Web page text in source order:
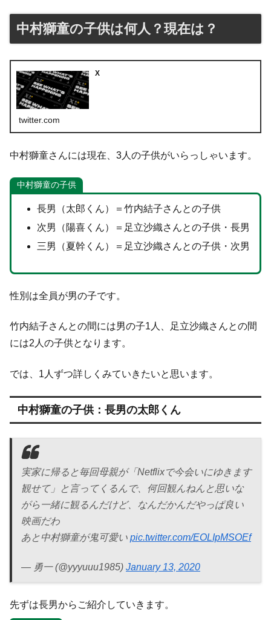
中村獅童の子供は何人？現在は？
X
twitter.com
中村獅童さんには現在、3人の子供がいらっしゃいます。
中村獅童の子供
長男（太郎くん）＝竹内結子さんとの子供
次男（陽喜くん）＝足立沙織さんとの子供・長男
三男（夏幹くん）＝足立沙織さんとの子供・次男
性別は全員が男の子です。
竹内結子さんとの間には男の子1人、足立沙織さんとの間
には2人の子供となります。
では、1人ずつ詳しくみていきたいと思います。
中村獅童の子供：長男の太郎くん
実家に帰ると毎回母親が「Netflixで今会いにゆきます
観せて」と言ってくるんで、何回観んねんと思いな
がら一緒に観るんだけど、なんだかんだやっぱ良い
映画だわ
あと中村獅童が鬼可愛い pic.twitter.com/EOLIpMSOEf
— 勇一 (@yyyuuu1985) January 13, 2020
先ずは長男からご紹介していきます。